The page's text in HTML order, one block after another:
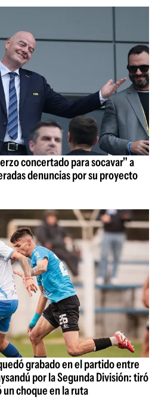
concertado para socavar" a
denuncias por su proyecto
grabado en el partido entre
por la Segunda División: tiró
choque en la ruta